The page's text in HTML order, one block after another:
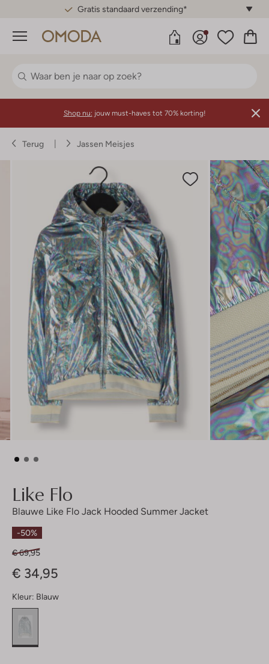
Gratis standaard verzending*
Menu
Shop nu: jouw must-haves tot 70% korting!
Terug Jassen Meisjes
Like Flo
Blauwe Like Flo Jack Hooded Summer Jacket
-50%
€ 69,95
€ 34,95
Kleur: Blauw